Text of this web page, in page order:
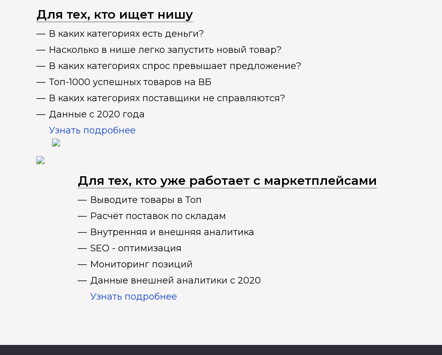
Для тех, кто ищет нишу
В каких категориях есть деньги?
Насколько в нише легко запустить новый товар?
В каких категориях спрос превышает предложение?
Топ-1000 успешных товаров на ВБ
В каких категориях поставщики не справляются?
Данные с 2020 года
Узнать подробнее
Для тех, кто уже работает с маркетплейсами
Выводите товары в Топ
Расчёт поставок по складам
Внутренняя и внешняя аналитика
SEO - оптимизация
Мониторинг позиций
Данные внешней аналитики с 2020
Узнать подробнее